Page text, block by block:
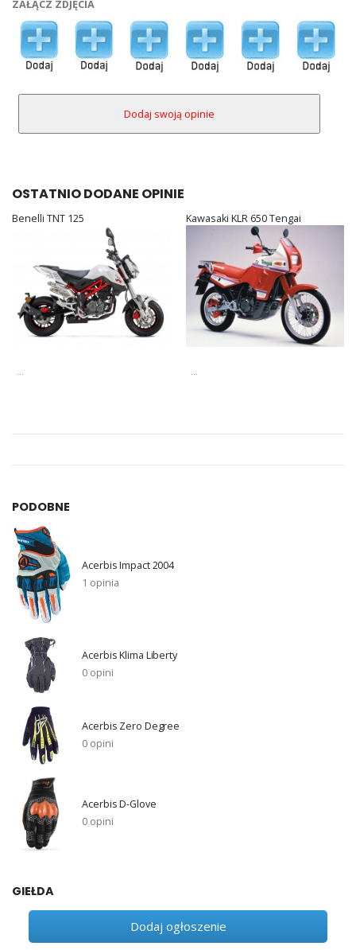
ZAŁĄCZ ZDJĘCIA
OSTATNIO DODANE OPINIE
Benelli TNT 125 Kawasaki KLR 650 Tengai
...
PODOBNE
Acerbis Impact 2004
1 opinia
Acerbis Klima Liberty
0 opini
Acerbis Zero Degree
0 opini
Acerbis D-Glove
0 opini
GIEŁDA
Dodaj ogłoszenie